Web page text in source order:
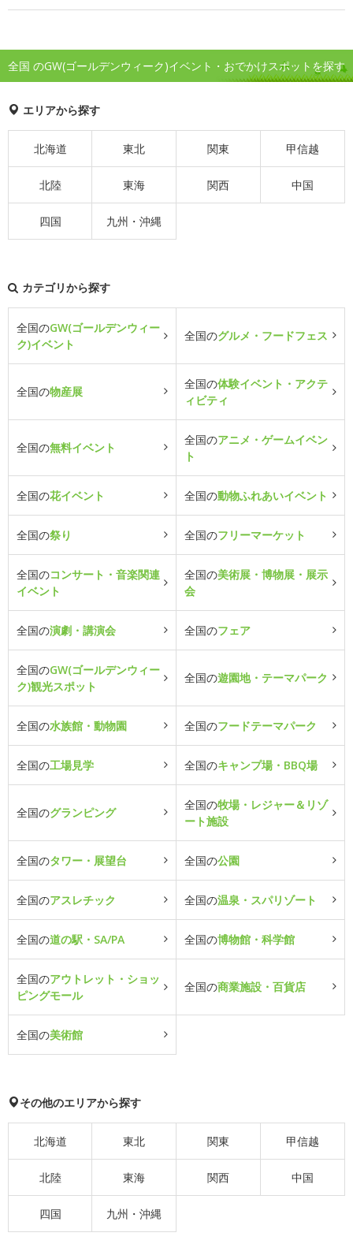
全国 のGW(ゴールデンウィーク)イベント・おでかけスポットを探す
エリアから探す
北海道 東北 関東 甲信越
北陸 東海 関西 中国
四国 九州・沖縄
カテゴリから探す
全国のGW(ゴールデンウィー
ク)イベント
全国のグルメ・フードフェス
全国の物産展
全国の体験イベント・アクテ
ィビティ
全国の無料イベント
全国のアニメ・ゲームイベン
ト
全国の花イベント 全国の動物ふれあいイベント
全国の祭り 全国のフリーマーケット
全国のコンサート・音楽関連
イベント
全国の美術展・博物展・展示
会
全国の演劇・講演会 全国のフェア
全国のGW(ゴールデンウィー
ク)観光スポット
全国の遊園地・テーマパーク
全国の水族館・動物園 全国のフードテーマパーク
全国の工場見学 全国のキャンプ場・BBQ場
全国のグランピング
全国の牧場・レジャー＆リゾ
ート施設
全国のタワー・展望台 全国の公園
全国のアスレチック 全国の温泉・スパリゾート
全国の道の駅・SA/PA 全国の博物館・科学館
全国のアウトレット・ショッ
ピングモール
全国の商業施設・百貨店
全国の美術館
その他のエリアから探す
北海道 東北 関東 甲信越
北陸 東海 関西 中国
四国 九州・沖縄